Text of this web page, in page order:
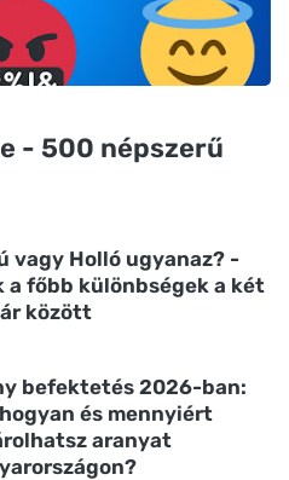
- 500 népszerű
vagy Holló ugyanaz? -
a főbb különbségek a két
között
befektetés 2026-ban:
és mennyiért
aranyat